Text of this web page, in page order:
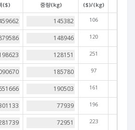
($) 중량(kg) ($)/(kg)
106
120
251
97
161
196
223